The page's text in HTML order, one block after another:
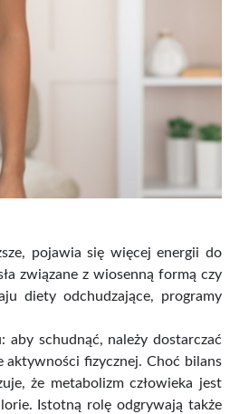
Zestaw nr 3 B dla dzieci
–...
pojawia się więcej energii do
związane z wiosenną formą czy
diety odchudzające, programy
aby schudnąć, należy dostarczać
aktywności fizycznej. Choć bilans
że metabolizm człowieka jest
Istotną rolę odgrywają także